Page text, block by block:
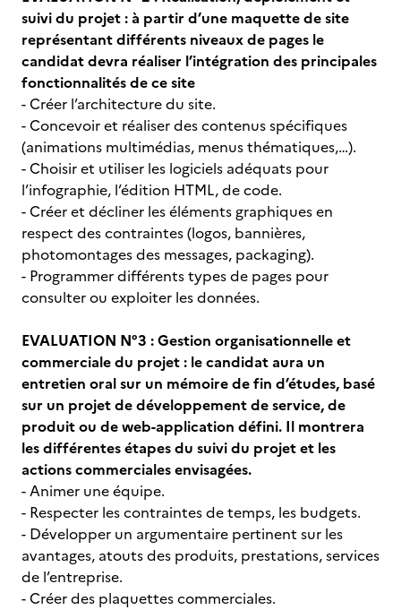
suivi du projet : à partir d’une maquette de site
représentant différents niveaux de pages le
candidat devra réaliser l’intégration des principales
fonctionnalités de ce site
- Créer l’architecture du site.
- Concevoir et réaliser des contenus spécifiques
(animations multimédias, menus thématiques,…).
- Choisir et utiliser les logiciels adéquats pour
l’infographie, l’édition HTML, de code.
- Créer et décliner les éléments graphiques en
respect des contraintes (logos, bannières,
photomontages des messages, packaging).
- Programmer différents types de pages pour
consulter ou exploiter les données.
EVALUATION N°3 : Gestion organisationnelle et
commerciale du projet : le candidat aura un
entretien oral sur un mémoire de fin d’études, basé
sur un projet de développement de service, de
produit ou de web-application défini. Il montrera
les différentes étapes du suivi du projet et les
actions commerciales envisagées.
- Animer une équipe.
- Respecter les contraintes de temps, les budgets.
- Développer un argumentaire pertinent sur les
avantages, atouts des produits, prestations, services
de l’entreprise.
- Créer des plaquettes commerciales.